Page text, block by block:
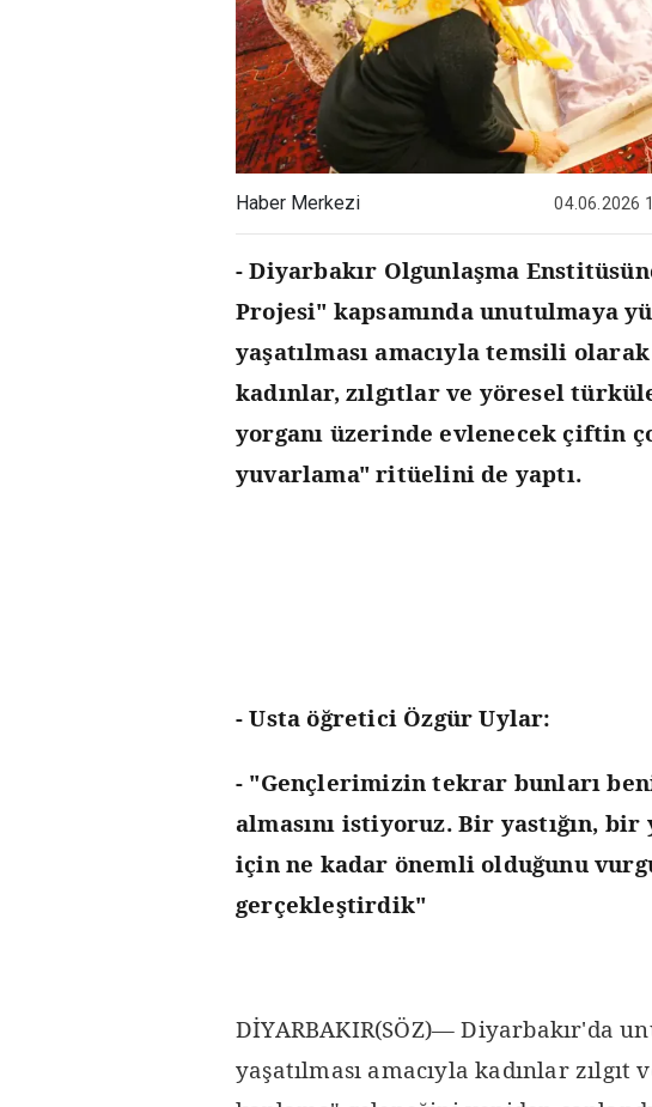
Haber Merkezi 04.06.2026
- Diyarbakır Olgunlaşma
Projesi" kapsamında unutulmaya
yaşatılması amacıyla temsili
kadınlar, zılgıtlar ve yöresel
yorganı üzerinde evlenecek çiftin
yuvarlama" ritüelini de yaptı.
- Usta öğretici Özgür Uylar:
- "Gençlerimizin tekrar bunları
almasını istiyoruz. Bir yastığın,
için ne kadar önemli olduğunu
gerçekleştirdik"
DİYARBAKIR(SÖZ)— Diyarbakır'da
yaşatılması amacıyla kadınlar